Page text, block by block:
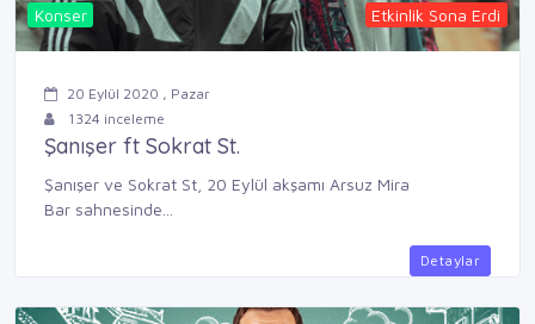
Konser Etkinlik Sona Erdi
20 Eylül 2020 , Pazar
1324 inceleme
Şanışer ft Sokrat St.
Şanışer ve Sokrat St, 20 Eylül akşamı Arsuz Mira
Bar sahnesinde...
Detaylar